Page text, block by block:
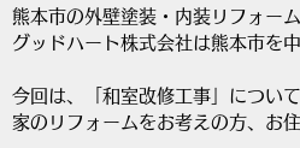
熊本市の外壁塗装・内装リフォー
グッドハート株式会社は熊本市を
今回は、「和室改修工事」について
家のリフォームをお考えの方、お